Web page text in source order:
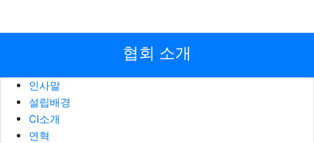
협회 소개
인사말
설립배경
CI소개
연혁